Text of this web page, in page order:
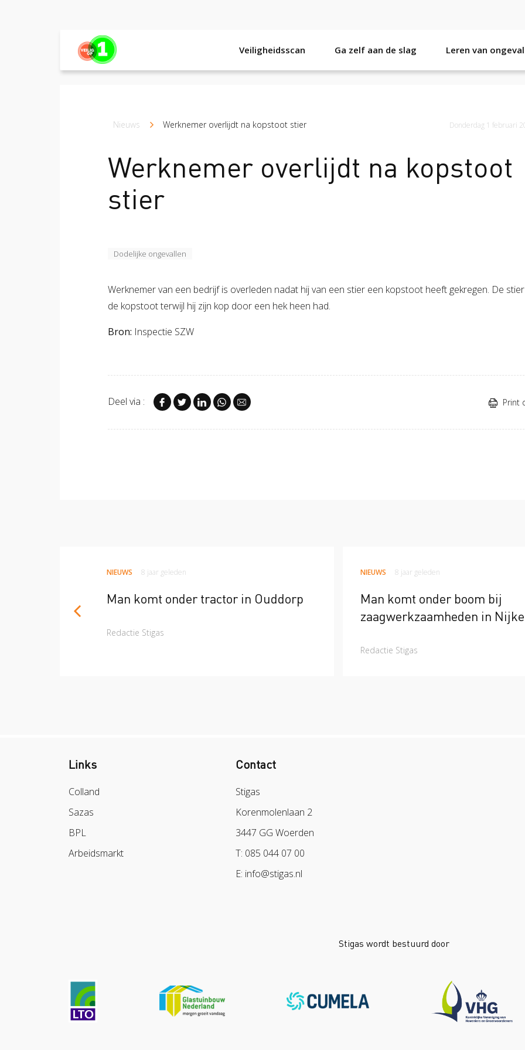
Veiligheidsscan Ga zelf aan de slag Leren van
Kruimelpad
Nieuws Werknemer overlijdt na kopstoot stier Donderdag 1 februari
Werknemer overlijdt na kopstoot
stier
Dodelijke ongevallen
Werknemer van een bedrijf is overleden nadat hij van een stier een kopstoot heeft gekregen. De
de kopstoot terwijl hij zijn kop door een hek heen had.
Bron: Inspectie SZW
Deel via : Print
NIEUWS 8 jaar geleden
Man komt onder tractor in Ouddorp
Redactie Stigas
NIEUWS 8 jaar geleden
Man komt onder boom bij
zaagwerkzaamheden in
Redactie Stigas
Links
Colland
Sazas
BPL
Arbeidsmarkt
Contact
Stigas
Korenmolenlaan 2
3447 GG Woerden
T: 085 044 07 00
E: info@stigas.nl
Stigas wordt bestuurd door